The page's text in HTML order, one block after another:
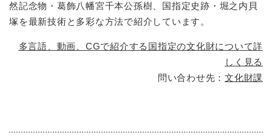
然記念物・葛飾八幡宮千本公孫樹、国指定史跡・堀之内貝
塚を最新技術と多彩な方法で紹介しています。
多言語、動画、CGで紹介する国指定の文化財について詳
しく見る
問い合わせ先： 文化財課